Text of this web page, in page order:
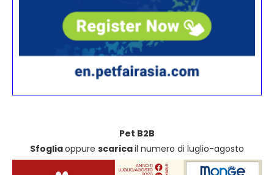
Pet B2B
Sfogliaoppure scaricail numero di luglio-agosto